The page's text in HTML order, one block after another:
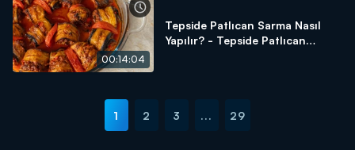
00:14:04
Tepside Patlıcan Sarma Nasıl
Yapılır? - Tepside Patlıcan
1 2 3 ... 29